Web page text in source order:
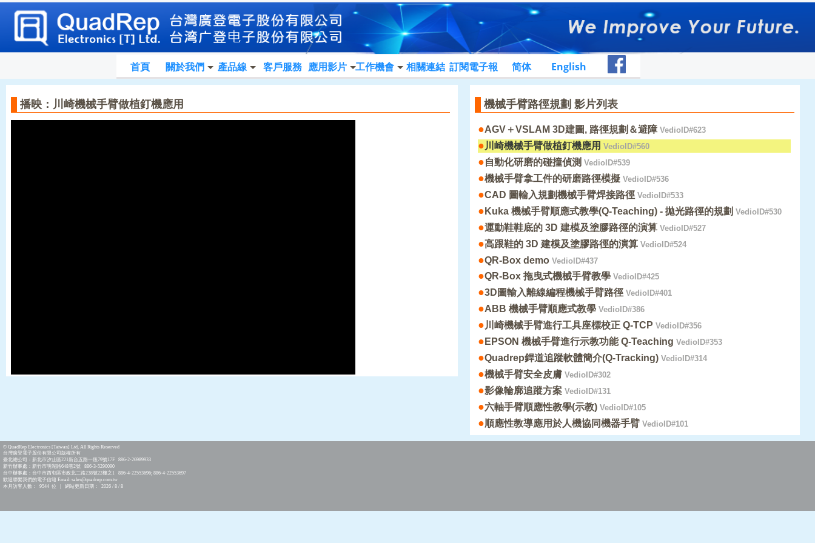
首頁 關於我們 產品線 客戶服務 應用影片 工作機會 相關連結 訂閱電子報 简体 English
播映：川崎機械手臂做植釘機應用 機械手臂路徑規劃 影片列表
●AGV＋VSLAM 3D建圖, 路徑規劃＆避障 VedioID#623
● 川崎機械手臂做植釘機應用 VedioID#560
●自動化研磨的碰撞偵測 VedioID#539
●機械手臂拿工件的研磨路徑模擬 VedioID#536
●CAD 圖輸入規劃機械手臂焊接路徑 VedioID#533
● Kuka 機械手臂順應式教學(Q-Teaching) - 拋光路徑的規劃 VedioID#530
●運動鞋鞋底的 3D 建模及塗膠路徑的演算 VedioID#527
●高跟鞋的 3D 建模及塗膠路徑的演算 VedioID#524
●QR-Box demo VedioID#437
●QR-Box 拖曳式機械手臂教學 VedioID#425
●3D圖輸入離線編程機械手臂路徑 VedioID#401
●ABB 機械手臂順應式教學 VedioID#386
● 川崎機械手臂進行工具座標校正 Q-TCP VedioID#356
● EPSON 機械手臂進行示教功能 Q-Teaching VedioID#353
●Quadrep銲道追蹤軟體簡介(Q-Tracking) VedioID#314
●機械手臂安全皮膚 VedioID#302
●影像輪廓追蹤方案 VedioID#131
●六軸手臂順應性教學(示教) VedioID#105
●順應性教導應用於人機協同機器手臂 VedioID#101
© QuadRep Electronics [Taiwan] Ltd, All Rights Reserved
台灣廣登電子股份有限公司版權所有
臺北總公司：新北市汐止區221新台五路一段79號17F 886-2-26989933
新竹辦事處：新竹市明湖路648巷2號 886-3-5290090
台中辦事處：台中市西屯區市政北二路238號22樓之1 886-4-22553696; 886-4-22553697
歡迎聯繫我們的電子信箱 Email: sales@quadrep.com.tw
本月訪客人數： 9544 位 | 網站更新日期： 2026 / 8 / 8